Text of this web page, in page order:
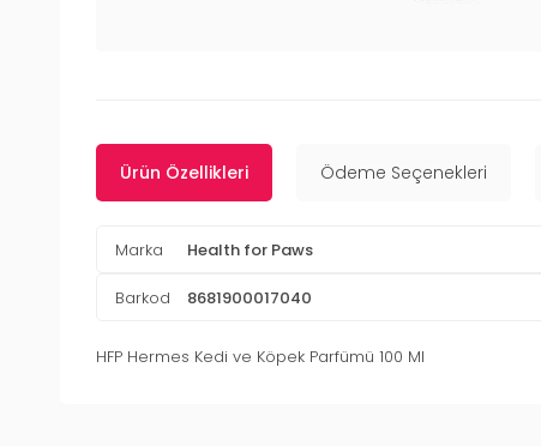
Ürün Özellikleri Ödeme Seçenekleri
Marka Health for Paws
Barkod 8681900017040
HFP Hermes Kedi ve Köpek Parfümü 100 Ml